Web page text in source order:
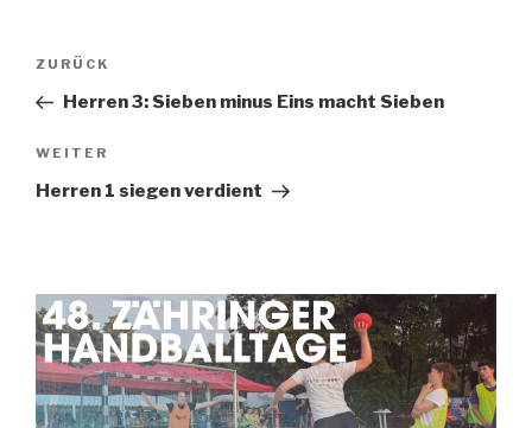
ZURÜCK
Herren 3: Sieben minus Eins macht Sieben
WEITER
Herren 1 siegen verdient